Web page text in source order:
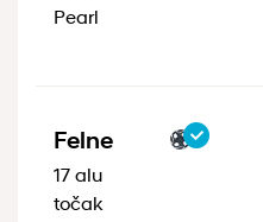
Pearl
Felne
17 alu
točak